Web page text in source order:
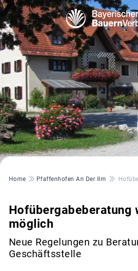
Pfadnavigation
Home Pfaffenhofen An Der Ilm
Hofübergabeberatung
möglich
Neue Regelungen zu
Geschäftsstelle